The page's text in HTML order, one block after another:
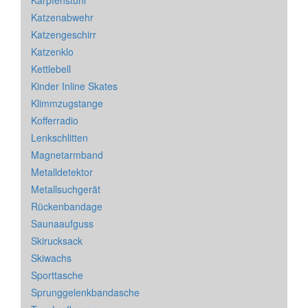
Katzenabwehr
Katzengeschirr
Katzenklo
Kettlebell
Kinder Inline Skates
Klimmzugstange
Kofferradio
Lenkschlitten
Magnetarmband
Metalldetektor
Metallsuchgerät
Rückenbandage
Saunaaufguss
Skirucksack
Skiwachs
Sporttasche
Sprunggelenkbandasche